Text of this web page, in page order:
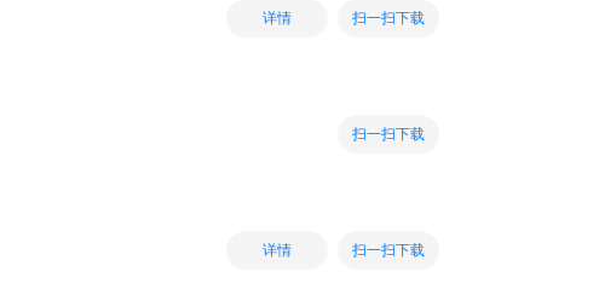
详情 扫一扫下载
扫一扫下载
详情 扫一扫下载